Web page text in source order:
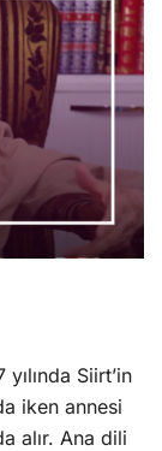
Siirt’in
iken annesi
alır. Ana dili